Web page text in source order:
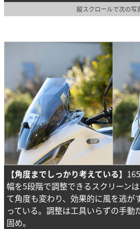
縦スクロールで次の写
【角度までしっかり考えている】
幅を5段階で調整できるスクリーン
て角度も変わり、効果的に風を逃が
っている。調整は工具いらずの手動
固め。